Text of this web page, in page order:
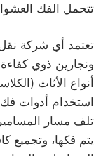
تتحمل الفك
تعتمد أي شركة
ونجارين ذوي كفاءة
أنواع الأثاث
استخدام أدوات
تلف مسار
يتم فكها، وتجميع